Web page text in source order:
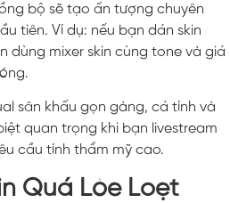
bộ sẽ tạo ấn tượng chuyên
tiên. Ví dụ: nếu bạn dán skin
dùng mixer skin cùng tone và giá
sân khấu gọn gàng, cá tính và
quan trọng khi bạn livestream
cầu tính thẩm mỹ cao.
Quá Lòe Loẹt